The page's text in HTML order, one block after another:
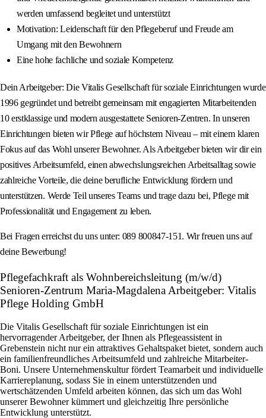
werden umfassend begleitet und unterstützt
Motivation: Leidenschaft für den Pflegeberuf und Freude am
Umgang mit den Bewohnern
Eine hohe fachliche und soziale Kompetenz
Dein Arbeitgeber: Die Vitalis Gesellschaft für soziale Einrichtungen wurde
1996 gegründet und betreibt gemeinsam mit engagierten Mitarbeitenden
10 erstklassige und modern ausgestattete Senioren-Zentren. In unseren
Einrichtungen bieten wir Pflege auf höchstem Niveau – mit einem klaren
Fokus auf das Wohl unserer Bewohner. Als Arbeitgeber bieten wir dir ein
positives Arbeitsumfeld, einen abwechslungsreichen Arbeitsalltag sowie
zahlreiche Vorteile, die deine berufliche Entwicklung fördern und
unterstützen. Werde Teil unseres Teams und trage dazu bei, Pflege mit
Professionalität und Engagement zu leben.
Bei Fragen erreichst du uns unter: 089 800847-151. Wir freuen uns auf
deine Bewerbung!
Pflegefachkraft als Wohnbereichsleitung (m/w/d)
Senioren-Zentrum Maria-Magdalena Arbeitgeber: Vitalis
Pflege Holding GmbH
Die Vitalis Gesellschaft für soziale Einrichtungen ist ein
hervorragender Arbeitgeber, der Ihnen als Pflegeassistent in
Grebenstein nicht nur ein attraktives Gehaltspaket bietet, sondern auch
ein familienfreundliches Arbeitsumfeld und zahlreiche Mitarbeiter-
Boni. Unsere Unternehmenskultur fördert Teamarbeit und individuelle
Karriereplanung, sodass Sie in einem unterstützenden und
wertschätzenden Umfeld arbeiten können, das sich um das Wohl
unserer Bewohner kümmert und gleichzeitig Ihre persönliche
Entwicklung unterstützt.